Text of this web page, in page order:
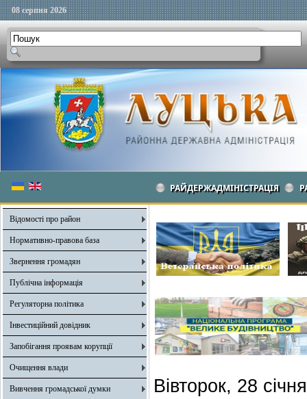
08 серпня 2026
РАЙДЕРЖАДМІНІСТРАЦІЯ
Відомості про район
Нормативно-правова база
Звернення громадян
Публічна інформація
Регуляторна політика
Інвестиційний довідник
Запобігання проявам корупції
Очищення влади
Вивчення громадської думки Вівторок, 28